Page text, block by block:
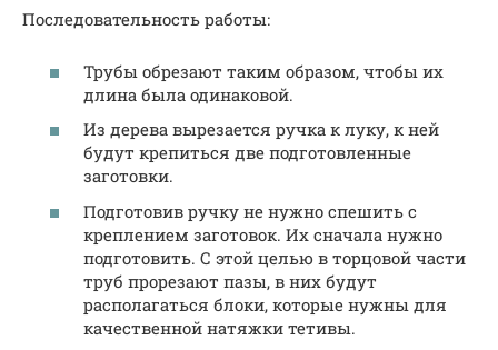
Последовательность работы:
Трубы обрезают таким образом, чтобы их
длина была одинаковой.
Из дерева вырезается ручка к луку, к ней
будут крепиться две подготовленные
заготовки.
Подготовив ручку не нужно спешить с
креплением заготовок. Их сначала нужно
подготовить. С этой целью в торцовой части
труб прорезают пазы, в них будут
располагаться блоки, которые нужны для
качественной натяжки тетивы.